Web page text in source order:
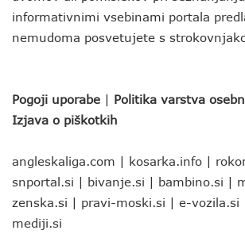
informativnimi vsebinami portala
nemudoma posvetujete s
Pogoji uporabe | Politika varstva
Izjava o piškotkih
angleskaliga.com | kosarka.info |
snportal.si | bivanje.si | bambino.si |
zenska.si | pravi-moski.si | e-vozila.si
mediji.si